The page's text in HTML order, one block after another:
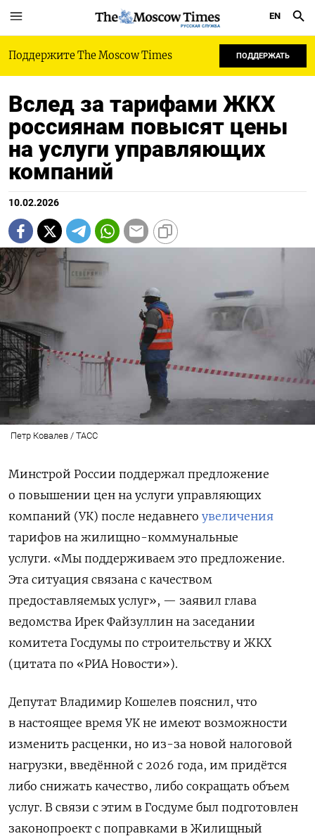
РУССКАЯ СЛУЖБА
EN
Поддержите The Moscow Times ПОДДЕРЖАТЬ
Вслед за тарифами ЖКХ
россиянам повысят цены
на услуги управляющих
компаний
10.02.2026
Петр Ковалев / ТАСС
Минстрой России поддержал предложение
о повышении цен на услуги управляющих
компаний (УК) после недавнего увеличения
тарифов на жилищно-коммунальные
услуги. «Мы поддерживаем это предложение.
Эта ситуация связана с качеством
предоставляемых услуг», — заявил глава
ведомства Ирек Файзуллин на заседании
комитета Госдумы по строительству и ЖКХ
(цитата по «РИА Новости»).
Депутат Владимир Кошелев пояснил, что
в настоящее время УК не имеют возможности
изменить расценки, но из-за новой налоговой
нагрузки, введённой с 2026 года, им придётся
либо снижать качество, либо сокращать объем
услуг. В связи с этим в Госдуме был подготовлен
законопроект с поправками в Жилищный